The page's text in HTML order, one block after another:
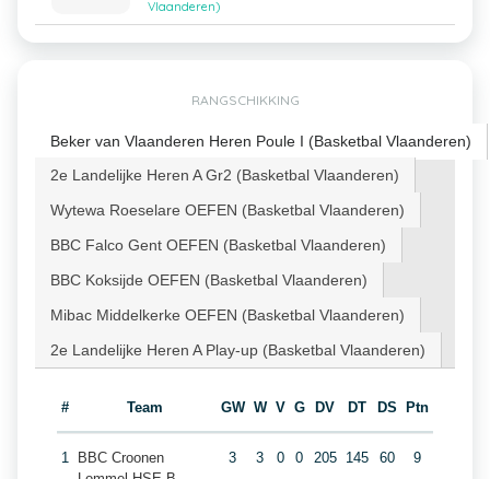
Vlaanderen)
RANGSCHIKKING
Beker van Vlaanderen Heren Poule I (Basketbal Vlaanderen)
2e Landelijke Heren A Gr2 (Basketbal Vlaanderen)
Wytewa Roeselare OEFEN (Basketbal Vlaanderen)
BBC Falco Gent OEFEN (Basketbal Vlaanderen)
BBC Koksijde OEFEN (Basketbal Vlaanderen)
Mibac Middelkerke OEFEN (Basketbal Vlaanderen)
2e Landelijke Heren A Play-up (Basketbal Vlaanderen)
# Team GW W V G DV DT DS Ptn
1
BBC Croonen
3 3 0 0 205 145 60 9